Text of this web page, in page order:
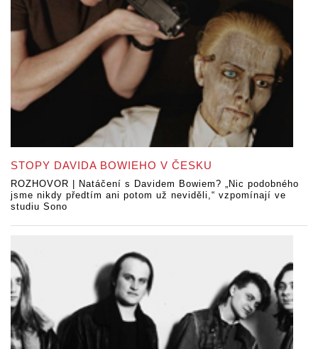
STOPY DAVIDA BOWIEHO V ČESKU
ROZHOVOR | Natáčení s Davidem Bowiem? „Nic podobného
jsme nikdy předtím ani potom už neviděli,“ vzpomínají ve
studiu Sono